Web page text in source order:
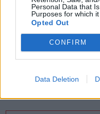
Personal Data that
Purposes for which it
Opted Out
CONFIRM
Data Deletion